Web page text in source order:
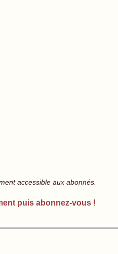
accessible aux abonnés.
puis abonnez-vous !